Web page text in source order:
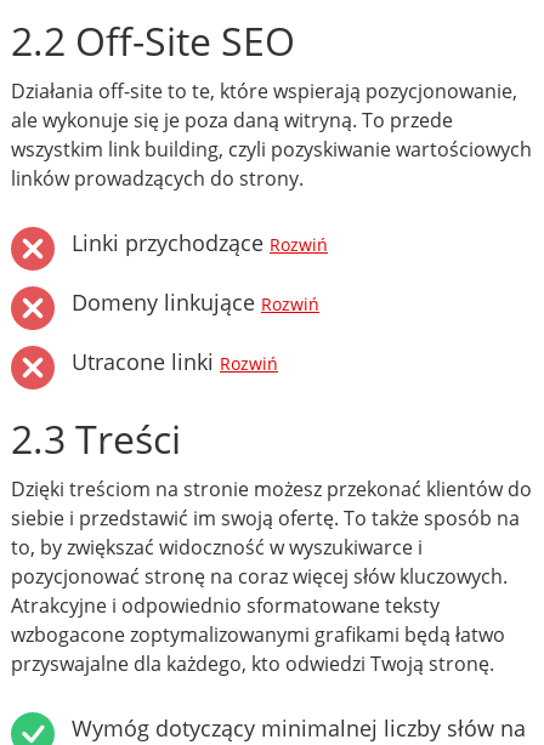
2.2 Off-Site SEO
Działania off-site to te, które wspierają pozycjonowanie,
ale wykonuje się je poza daną witryną. To przede
wszystkim link building, czyli pozyskiwanie wartościowych
linków prowadzących do strony.
Linki przychodzące Rozwiń
Domeny linkujące Rozwiń
Utracone linki Rozwiń
2.3 Treści
Dzięki treściom na stronie możesz przekonać klientów do
siebie i przedstawić im swoją ofertę. To także sposób na
to, by zwiększać widoczność w wyszukiwarce i
pozycjonować stronę na coraz więcej słów kluczowych.
Atrakcyjne i odpowiednio sformatowane teksty
wzbogacone zoptymalizowanymi grafikami będą łatwo
przyswajalne dla każdego, kto odwiedzi Twoją stronę.
Wymóg dotyczący minimalnej liczby słów na